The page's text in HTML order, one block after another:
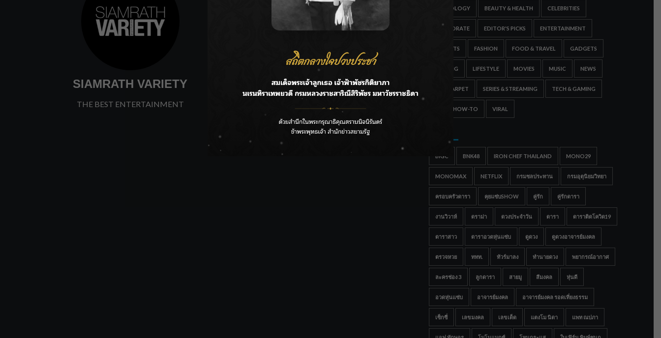
SIAMRATH VARIETY
THE BEST ENTERTAINMENT
กรมชลฯ รับฟังประชาชน ติดตามแก้ปัญหาโครงการประตู
ลาโลกนี้ ให้ใส่บาตรสิ่งนั้นไว้ตอนยังมีชีวิต”
ราชเลขานุการในพระองค์ฯ ติดตามโครงการหุบกะพง–ห้วย
ทรายใต้ เสริมความมั่นคงน้ำเพชรบุรี
ตรอง “G.O.A.T”
กรมชลฯ เกาะติดฝนทั่วประเทศ เตรียมเครื่องจักรรับมือน้ำ
ASTROLOGY BEAUTY & HEALTH CELEBRITIES
CORPORATE EDITOR'S PICKS ENTERTAINMENT
ESPORTS FASHION FOOD & TRAVEL GADGETS
GAMING LIFESTYLE MOVIES MUSIC NEWS
RED CARPET SERIES & STREAMING TECH & GAMING
TIPS & HOW-TO VIRAL
BIGC BNK48 IRON CHEF THAILAND MONO29
MONOMAX NETFLIX กรมชลประทาน กรมอุตุนิยมวิทยา
ครอบครัวดารา คุยแซ่บSHOW คู่รัก คู่รักดารา
งานวิวาห์ ดราม่า ดวงประจำวัน ดารา ดาราติดโควิด19
ดาราสาว ดาราอวดหุ่นแซ่บ ดูดวง ดูดวงอาจารย์มงคล
ตรวจหวย ททท. ทัวร์มาลง ทำนายดวง พยากรณ์อากาศ
ละครช่อง 3 ลูกดารา สายมู สีมงคล หุ่นดี
อวดหุ่นแซ่บ อาจารย์มงคล อาจารย์มงคล รอดเที่ยงธรรม
เซ็กซี่ เลขมงคล เลขเด็ด แตงโม นิดา แพท ณปภา